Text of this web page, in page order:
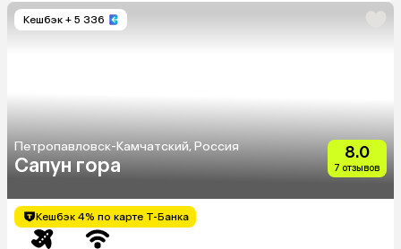
Кешбэк + 5 336
Петропавловск-Камчатский, Россия
Сапун гора
8.0
7 отзывов
Кешбэк 4% по карте Т-Банка